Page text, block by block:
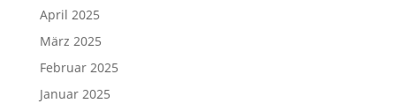
April 2025
März 2025
Februar 2025
Januar 2025